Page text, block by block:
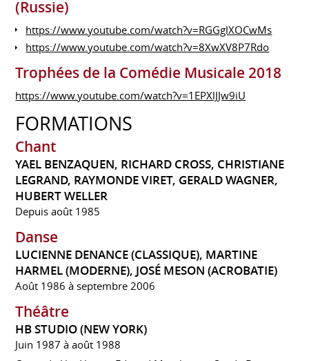
(Russie)
https://www.youtube.com/watch?v=RGGglXOCwMs
https://www.youtube.com/watch?v=8XwXV8P7Rdo
Trophées de la Comédie Musicale 2018
https://www.youtube.com/watch?v=1EPXlJJw9iU
FORMATIONS
Chant
YAEL BENZAQUEN, RICHARD CROSS, CHRISTIANE
LEGRAND, RAYMONDE VIRET, GERALD WAGNER,
HUBERT WELLER
Depuis août 1985
Danse
LUCIENNE DENANCE (CLASSIQUE), MARTINE
HARMEL (MODERNE), JOSÉ MESON (ACROBATIE)
Août 1986 à septembre 2006
Théâtre
HB STUDIO (NEW YORK)
Juin 1987 à août 1988